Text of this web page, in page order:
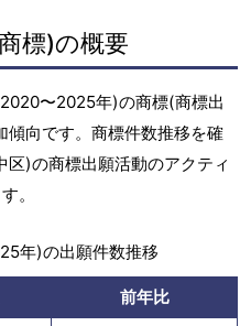
標)の概要
〜2025年)の商標(商標出
向です。商標件数推移を確
)の商標出願活動のアクティ
。
年)の出願件数推移
前年比